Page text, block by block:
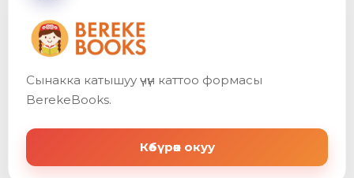
Сынакка катышуу үчүн каттоо формасы
BerekeBooks.
Көбүрөөк окуу